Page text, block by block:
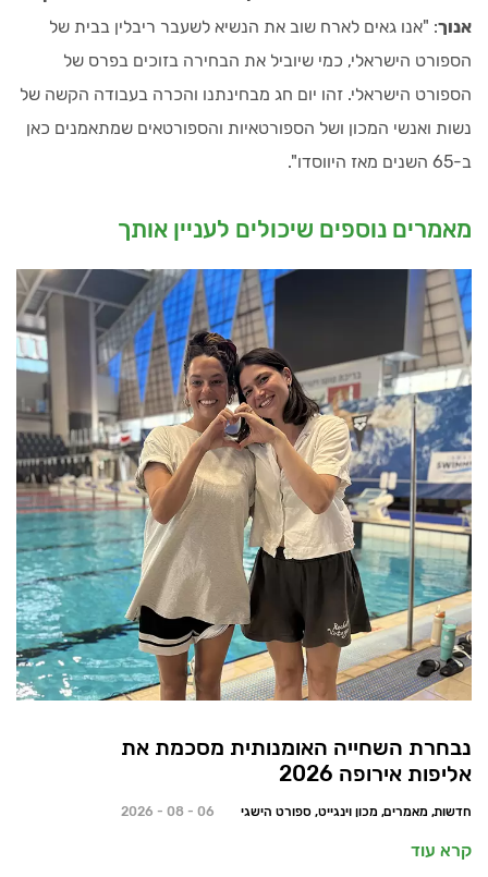
אנוך: "אנו גאים לארח שוב את הנשיא לשעבר ריבלין בבית של
הספורט הישראלי, כמי שיוביל את הבחירה בזוכים בפרס של
הספורט הישראלי. זהו יום חג מבחינתנו והכרה בעבודה הקשה של
נשות ואנשי המכון ושל הספורטאיות והספורטאים שמתאמנים כאן
ב-65 השנים מאז היווסדו".
מאמרים נוספים שיכולים לעניין אותך
נבחרת השחייה האומנותית מסכמת את
אליפות אירופה 2026
חדשות, מאמרים, מכון וינגייט, ספורט הישגי 06 - 08 - 2026
קרא עוד